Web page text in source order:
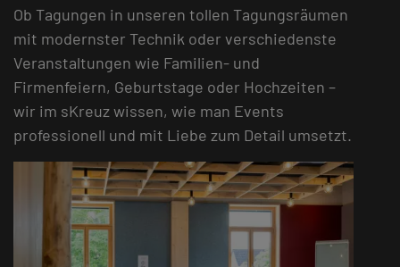
Ob Tagungen in unseren tollen Tagungsräumen
mit modernster Technik oder verschiedenste
Veranstaltungen wie Familien- und
Firmenfeiern, Geburtstage oder Hochzeiten –
wir im sKreuz wissen, wie man Events
professionell und mit Liebe zum Detail umsetzt.